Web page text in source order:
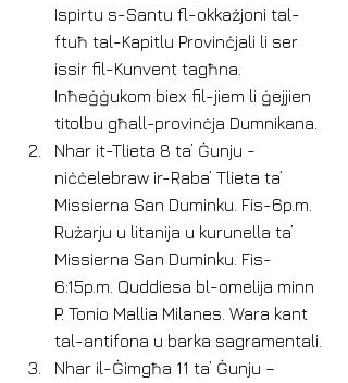
Ispirtu s-Santu fl-okkażjoni tal-
ftuħ tal-Kapitlu Provinċjali li ser
issir fil-Kunvent tagħna.
Inħeġġukom biex fil-jiem li ġejjien
titolbu għall-provinċja Dumnikana.
Nhar it-Tlieta 8 ta’ Ġunju -
niċċelebraw ir-Raba’ Tlieta ta’
Missierna San Duminku. Fis-6p.m.
Rużarju u litanija u kurunella ta’
Missierna San Duminku. Fis-
6:15p.m. Quddiesa bl-omelija minn
P. Tonio Mallia Milanes. Wara kant
tal-antifona u barka sagramentali.
Nhar il-Ġimgħa 11 ta’ Ġunju –